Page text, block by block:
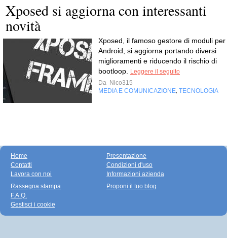
Xposed si aggiorna con interessanti
novità
Xposed, il famoso gestore di moduli per
Android, si aggiorna portando diversi
miglioramenti e riducendo il rischio di
bootloop.
Leggere il seguito
Da Nico315
MEDIA E COMUNICAZIONE TECNOLOGIA
Home
Contatti
Lavora con noi
Presentazione
Condizioni d'uso
Informazioni azienda
Rassegna stampa
F.A.Q.
Gestisci i cookie
Proponi il tuo blog